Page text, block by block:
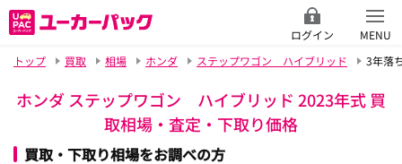
ログイン
MENU
トップ
買取 相場 ホンダ ステップワゴン ハイブリッド 3年落
ホンダ ステップワゴン ハイブリッド 2023年式 買
取相場・査定・下取り価格
買取・下取り相場をお調べの方